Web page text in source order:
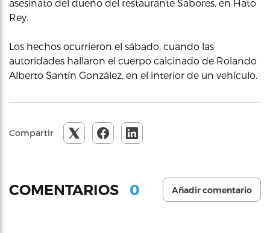
asesinato del dueño del restaurante Sabores, en Hato
Rey.
Los hechos ocurrieron el sábado, cuando las
autoridades hallaron el cuerpo calcinado de Rolando
Alberto Santín González, en el interior de un vehículo.
Compartir
COMENTARIOS 0 Añadir comentario